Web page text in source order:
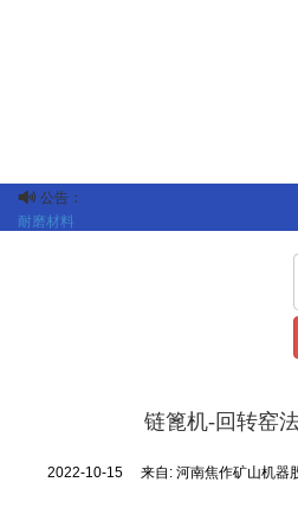
公告：
耐磨材料
链篦机-回转窑
2022-10-15 来自: 河南焦作矿山机器